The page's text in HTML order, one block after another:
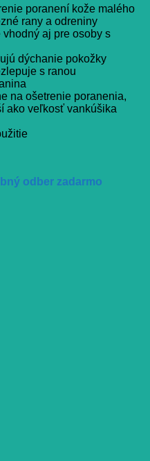
poranení kože malého
rany a odreniny
aj pre osoby s
dýchanie pokožky
s ranou
na ošetrenie poranenia,
ako veľkosť vankúšika
odber zadarmo